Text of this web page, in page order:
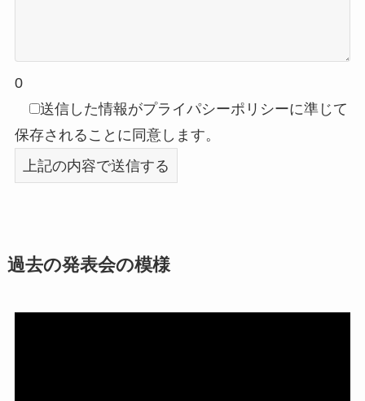
0
送信した情報がプライパシーポリシーに準じて
保存されることに同意します。
過去の発表会の模様